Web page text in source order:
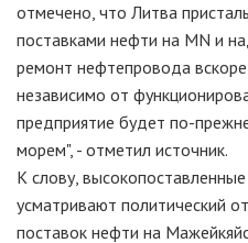
отмечено, что Литва
поставками нефти на MN и
ремонт нефтепровода
независимо от
предприятие будет по-
морем", - отметил источник.
К слову,
усматривают политический
поставок нефти на